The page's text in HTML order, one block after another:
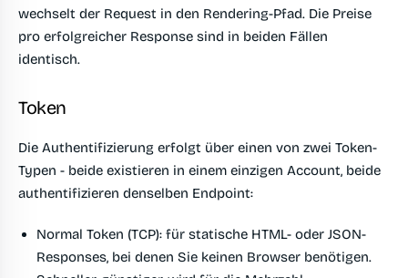
wechselt der Request in den Rendering-Pfad. Die Preise
pro erfolgreicher Response sind in beiden Fällen
identisch.
Token
Die Authentifizierung erfolgt über einen von zwei Token-
Typen - beide existieren in einem einzigen Account, beide
authentifizieren denselben Endpoint:
Normal Token (TCP): für statische HTML- oder JSON-
Responses, bei denen Sie keinen Browser benötigen.